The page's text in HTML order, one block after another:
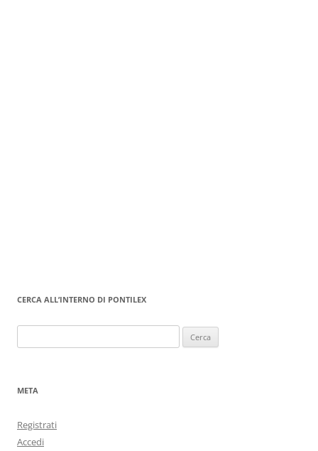
CERCA ALL’INTERNO DI PONTILEX
per:
META
Registrati
Accedi